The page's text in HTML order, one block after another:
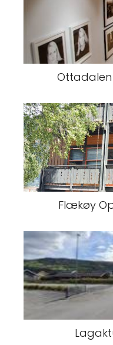
Flækøy